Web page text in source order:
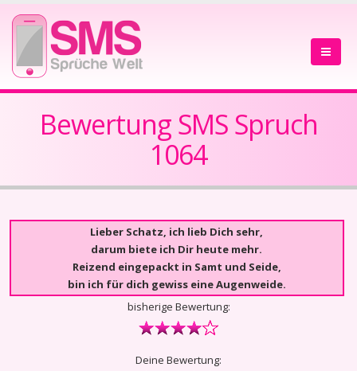
Bewertung SMS Spruch
1064
Lieber Schatz, ich lieb Dich sehr,
darum biete ich Dir heute mehr.
Reizend eingepackt in Samt und Seide,
bin ich für dich gewiss eine Augenweide.
bisherige Bewertung:
Deine Bewertung: